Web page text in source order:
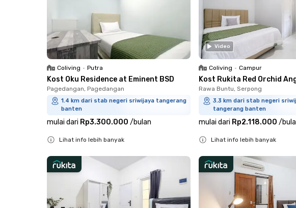
Coliving • Putra
Kost Oku Residence at Eminent BSD
Pagedangan, Pagedangan
1.4 km dari stab negeri sriwijaya tangerang
banten
mulai dari Rp3.300.000 /bulan
Lihat info lebih banyak
Video
Coliving • Campur
Kost Rukita Red Orchid
Rawa Buntu, Serpong
3.3 km dari stab negeri
tangerang banten
mulai dari Rp2.118.000 /
Lihat info lebih banyak